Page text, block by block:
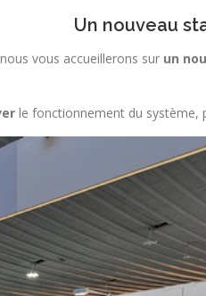
Un nouveau
vous accueillerons sur un
le fonctionnement du système,